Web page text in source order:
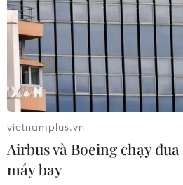
Hiếu/
vietnamplus.vn
Airbus và Boeing chạy
máy bay